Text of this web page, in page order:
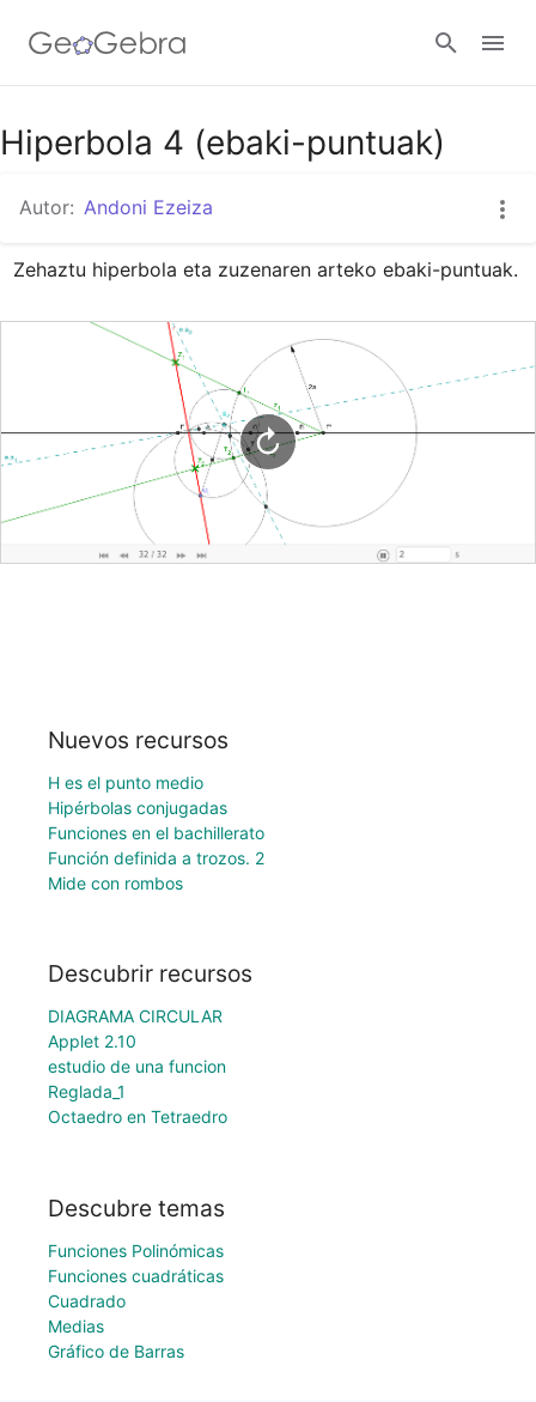
Google Classroom
GeoGebra Classroom
Hiperbola 4 (ebaki-puntuak)
Autor: Andoni Ezeiza
Zehaztu hiperbola eta zuzenaren arteko ebaki-puntuak.
Nuevos recursos
H es el punto medio
Hipérbolas conjugadas
Funciones en el bachillerato
Función definida a trozos. 2
Mide con rombos
Descubrir recursos
DIAGRAMA CIRCULAR
Applet 2.10
estudio de una funcion
Reglada_1
Octaedro en Tetraedro
Descubre temas
Funciones Polinómicas
Funciones cuadráticas
Cuadrado
Medias
Gráfico de Barras